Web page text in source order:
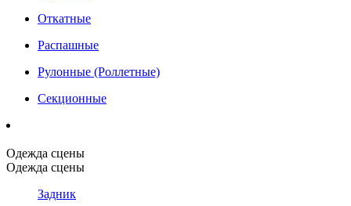
Откатные
Распашные
Рулонные (Роллетные)
Секционные
Одежда сцены
Одежда сцены
Задник